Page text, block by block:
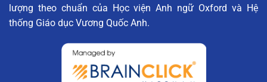
lượng theo chuẩn của Học viện Anh ngữ Oxford và Hệ
thống Giáo dục Vương Quốc Anh.